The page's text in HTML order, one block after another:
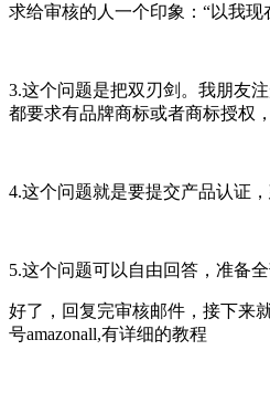
求给审核的人一个印象：“以我
3.这个问题是把双刃剑。我朋友
都要求有品牌商标或者商标授权
4.这个问题就是要提交产品认证
5.这个问题可以自由回答，准备
好了，回复完审核邮件，接下来
号amazonall,有详细的教程